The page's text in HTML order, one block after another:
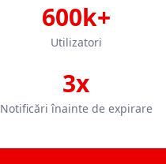
600k+
Utilizatori
3x
Notificări înainte de expirare